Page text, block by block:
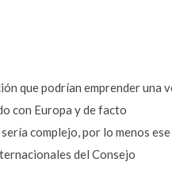
que podrían emprender una
con Europa y de facto
complejo, por lo menos ese
del Consejo